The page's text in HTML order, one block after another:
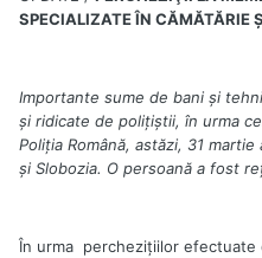
SPECIALIZATE ÎN CĂMĂTĂRIE
Importante sume de bani și
și ridicate de polițiștii, în urma
Poliția Română, astăzi, 31
și Slobozia. O persoană a fost
În urma perchezițiilor efectuate